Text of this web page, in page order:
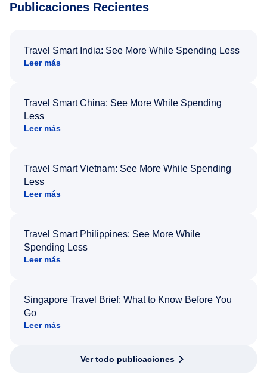
Publicaciones Recientes
Travel Smart India: See More While Spending Less
Leer más
Travel Smart China: See More While Spending
Less
Leer más
Travel Smart Vietnam: See More While Spending
Less
Leer más
Travel Smart Philippines: See More While
Spending Less
Leer más
Singapore Travel Brief: What to Know Before You
Go
Leer más
Ver todo publicaciones